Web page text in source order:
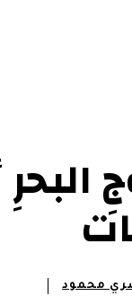
محمود